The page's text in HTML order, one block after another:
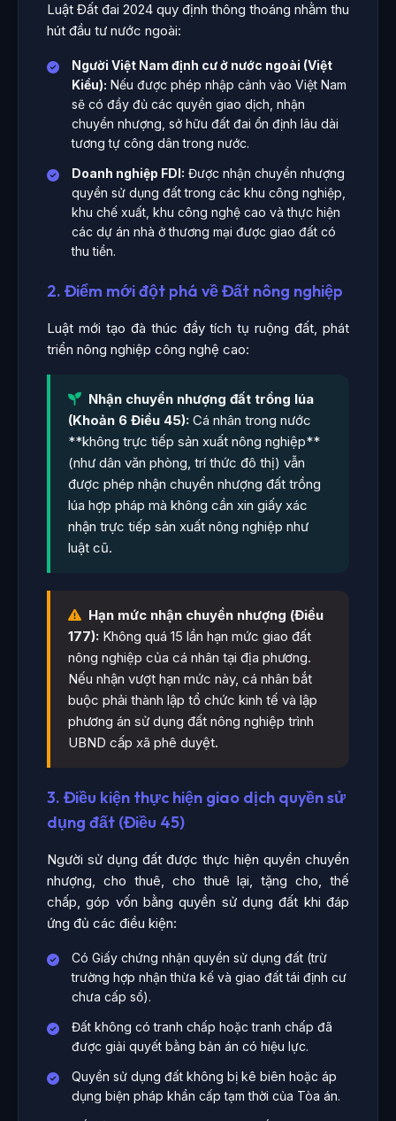
Luật Đất đai 2024 quy định thông thoáng nhằm thu
hút đầu tư nước ngoài:
Người Việt Nam định cư ở nước ngoài (Việt
Kiều): Nếu được phép nhập cảnh vào Việt Nam
sẽ có đầy đủ các quyền giao dịch, nhận
chuyển nhượng, sở hữu đất đai ổn định lâu dài
tương tự công dân trong nước.
Doanh nghiệp FDI: Được nhận chuyển nhượng
quyền sử dụng đất trong các khu công nghiệp,
khu chế xuất, khu công nghệ cao và thực hiện
các dự án nhà ở thương mại được giao đất có
thu tiền.
2. Điểm mới đột phá về Đất nông nghiệp
Luật mới tạo đà thúc đẩy tích tụ ruộng đất, phát
triển nông nghiệp công nghệ cao:
Nhận chuyển nhượng đất trồng lúa
(Khoản 6 Điều 45): Cá nhân trong nước
**không trực tiếp sản xuất nông nghiệp**
(như dân văn phòng, trí thức đô thị) vẫn
được phép nhận chuyển nhượng đất trồng
lúa hợp pháp mà không cần xin giấy xác
nhận trực tiếp sản xuất nông nghiệp như
luật cũ.
Hạn mức nhận chuyển nhượng (Điều
177): Không quá 15 lần hạn mức giao đất
nông nghiệp của cá nhân tại địa phương.
Nếu nhận vượt hạn mức này, cá nhân bắt
buộc phải thành lập tổ chức kinh tế và lập
phương án sử dụng đất nông nghiệp trình
UBND cấp xã phê duyệt.
3. Điều kiện thực hiện giao dịch quyền sử
dụng đất (Điều 45)
Người sử dụng đất được thực hiện quyền chuyển
nhượng, cho thuê, cho thuê lại, tặng cho, thế
chấp, góp vốn bằng quyền sử dụng đất khi đáp
ứng đủ các điều kiện:
Có Giấy chứng nhận quyền sử dụng đất (trừ
trường hợp nhận thừa kế và giao đất tái định cư
chưa cấp sổ).
Đất không có tranh chấp hoặc tranh chấp đã
được giải quyết bằng bản án có hiệu lực.
Quyền sử dụng đất không bị kê biên hoặc áp
dụng biện pháp khẩn cấp tạm thời của Tòa án.